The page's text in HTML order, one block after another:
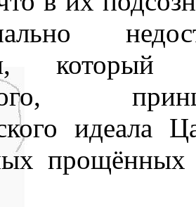
в
автора и
в
и рожденном
и
который
идеала